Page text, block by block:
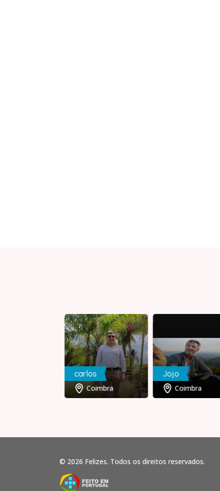
carlos
Coimbra
Jojo
Coimbra
© 2026 Felizes. Todos os direitos reservados.